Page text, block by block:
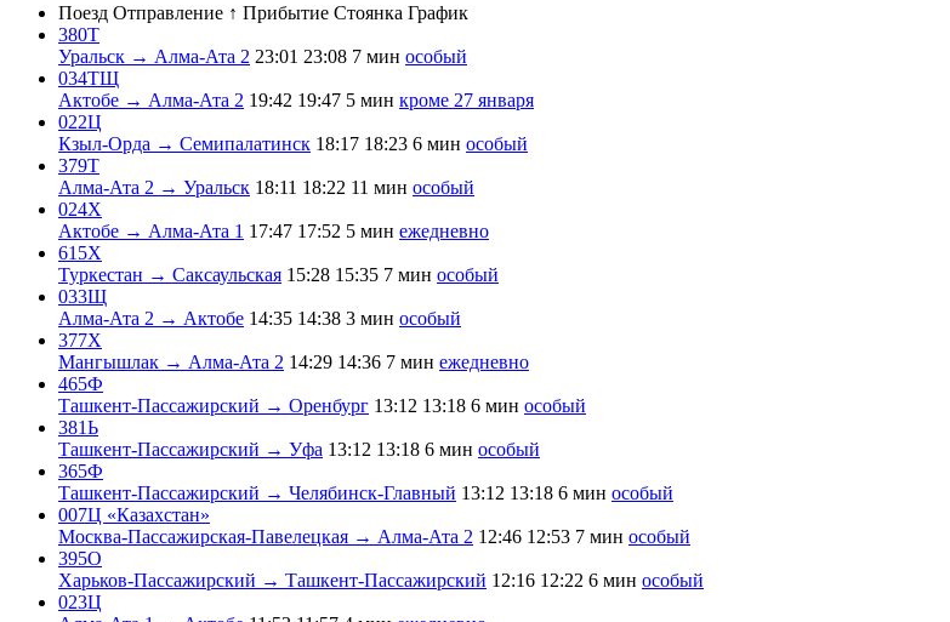
Поезд Отправление ↑ Прибытие Стоянка График
380Т
Уральск → Алма-Ата 2 23:01 23:08 7 мин особый
034ТЩ
Актобе → Алма-Ата 2 19:42 19:47 5 мин кроме 27 января
022Ц
Кзыл-Орда → Семипалатинск 18:17 18:23 6 мин особый
379Т
Алма-Ата 2 → Уральск 18:11 18:22 11 мин особый
024Х
Актобе → Алма-Ата 1 17:47 17:52 5 мин ежедневно
615Х
Туркестан → Саксаульская 15:28 15:35 7 мин особый
033Щ
Алма-Ата 2 → Актобе 14:35 14:38 3 мин особый
377Х
Мангышлак → Алма-Ата 2 14:29 14:36 7 мин ежедневно
465Ф
Ташкент-Пассажирский → Оренбург 13:12 13:18 6 мин особый
381Ь
Ташкент-Пассажирский → Уфа 13:12 13:18 6 мин особый
365Ф
Ташкент-Пассажирский → Челябинск-Главный 13:12 13:18 6 мин особый
007Ц «Казахстан»
Москва-Пассажирская-Павелецкая → Алма-Ата 2 12:46 12:53 7 мин особый
395О
Харьков-Пассажирский → Ташкент-Пассажирский 12:16 12:22 6 мин особый
023Ц